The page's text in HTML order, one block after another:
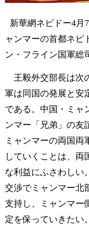
新華網ネピドー4
ャンマーの首都ネピ
ン・フライン国軍総
王毅外交部長は次
軍は同国の発展と安
である。中国・ミャ
ンマー「兄弟」の友
ミャンマーの両国両
していくことは、両
な利益にふさわしい
交渉でミャンマー北
支持し、ミャンマー
定を保っていきたい。